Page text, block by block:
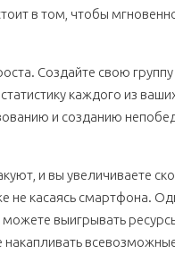
в том, чтобы
Создайте свою группу
каждого из
и созданию
и вы увеличиваете
не касаясь смартфона.
выигрывать